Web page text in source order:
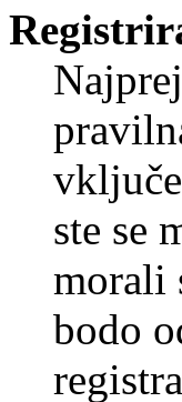
ste se
morali
bodo